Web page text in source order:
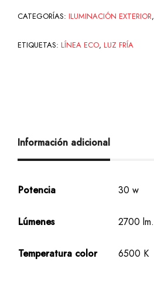
CATEGORÍAS: ILUMINACIÓN EXTERIOR,
ETIQUETAS: LÍNEA ECO, LUZ FRÍA
Información adicional
Potencia 30 w
Lúmenes 2700 lm.
Temperatura color 6500 K